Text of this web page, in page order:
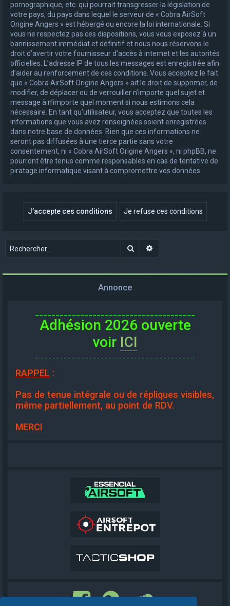
pornographique, etc. qui pourrait transgresser la législation de
votre pays, du pays dans lequel le serveur de « Cobra AirSoft
Origine Angers » est hébergé ou encore la loi internationale. Si
vous ne respectez pas ces dispositions, vous vous exposez à un
bannissement immédiat et définitif et nous nous réservons le
droit d’avertir votre fournisseur d’accès à internet et les autorités
officielles. L’adresse IP de tous les messages est enregistrée afin
d’aider au renforcement de ces conditions. Vous acceptez le fait
que « Cobra AirSoft Origine Angers » ait le droit de supprimer, de
modifier, de déplacer ou de verrouiller n’importe quel sujet et
message à n’importe quel moment si nous estimons cela
nécessaire. En tant qu’utilisateur, vous acceptez que toutes les
informations que vous avez renseignées soient enregistrées
dans notre base de données. Bien que ces informations ne
seront pas diffusées à une tierce partie sans votre
consentement, ni « Cobra AirSoft Origine Angers », ni phpBB, ne
pourront être tenus comme responsables en cas de tentative de
piratage informatique visant à compromettre vos données.
Rechercher
Annonce
Adhésion 2026 ouverte
voir ICI
RAPPEL :
Pas de tenue intégrale ou de répliques visibles,
même partiellement, au point de RDV.
MERCI